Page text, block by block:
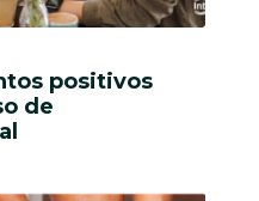
positivos
de